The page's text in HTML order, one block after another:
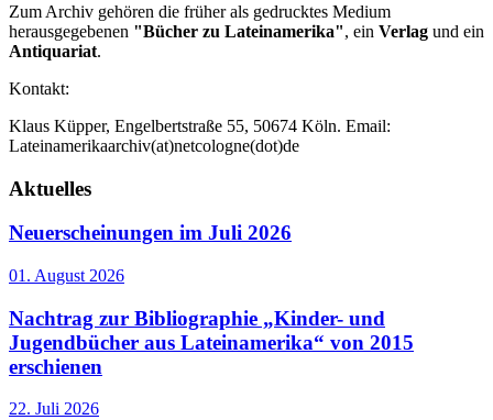
Zum Archiv gehören die früher als gedrucktes Medium
herausgegebenen "Bücher zu Lateinamerika", ein Verlag und ein
Antiquariat.
Kontakt:
Klaus Küpper, Engelbertstraße 55, 50674 Köln. Email:
Lateinamerikaarchiv(at)netcologne(dot)de
Aktuelles
Neuerscheinungen im Juli 2026
01. August 2026
Nachtrag zur Bibliographie „Kinder- und
Jugendbücher aus Lateinamerika“ von 2015
erschienen
22. Juli 2026